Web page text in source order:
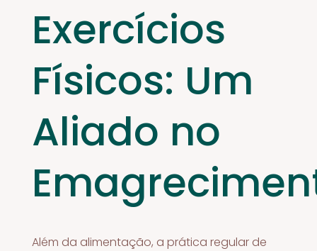
Exercícios
Físicos: Um
Aliado no
Além da alimentação, a prática regular de